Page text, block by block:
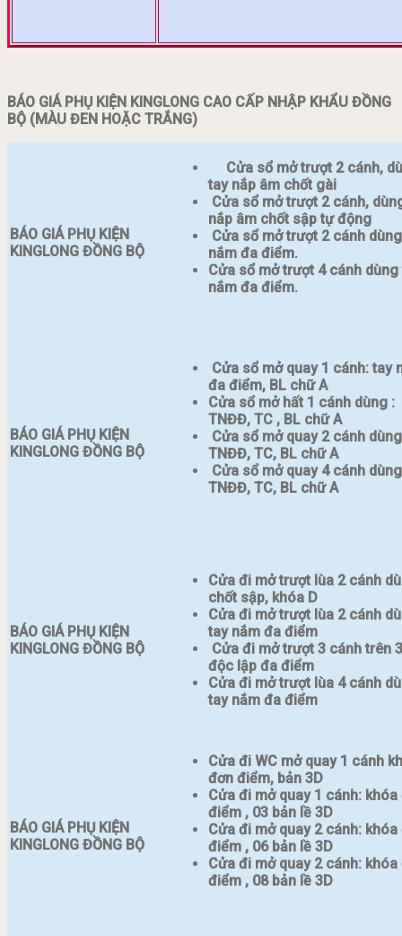
BÁO GIÁ PHỤ KIỆN KINGLONG CAO CẤP NHẬP KHẨU ĐỒNG
BỘ (MÀU ĐEN HOẶC TRẮNG)
BÁO GIÁ PHỤ KIỆN
KINGLONG ĐỒNG BỘ
Cửa sổ mở trượt 2 cánh,
tay nắp âm chốt gài
Cửa sổ mở trượt 2 cánh,
nắp âm chốt sập tự động
Cửa sổ mở trượt 2 cánh
nắm đa điểm.
Cửa sổ mở trượt 4 cánh dùng
nắm đa điểm.
BÁO GIÁ PHỤ KIỆN
KINGLONG ĐỒNG BỘ
Cửa sổ mở quay 1 cánh: tay
đa điểm, BL chữ A
Cửa sổ mở hất 1 cánh dùng :
TNĐĐ, TC , BL chữ A
Cửa sổ mở quay 2 cánh
TNĐĐ, TC, BL chữ A
Cửa sổ mở quay 4 cánh
TNĐĐ, TC, BL chữ A
BÁO GIÁ PHỤ KIỆN
KINGLONG ĐỒNG BỘ
Cửa đi mở trượt lùa 2 cánh
chốt sập, khóa D
Cửa đi mở trượt lùa 2 cánh
tay nắm đa điểm
Cửa đi mở trượt 3 cánh trên
độc lập đa điểm
Cửa đi mở trượt lùa 4 cánh
tay nắm đa điểm
BÁO GIÁ PHỤ KIỆN
KINGLONG ĐỒNG BỘ
Cửa đi WC mở quay 1 cánh
đơn điểm, bản 3D
Cửa đi mở quay 1 cánh: khóa
điểm , 03 bản lề 3D
Cửa đi mở quay 2 cánh: khóa
điểm , 06 bản lề 3D
Cửa đi mở quay 2 cánh: khóa
điểm , 08 bản lề 3D